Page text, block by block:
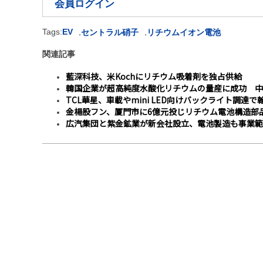
会員ログイン
Tags:EV セントラル硝子 リチウムイオン電池
関連記事
藍深科技、米Kochにリチウム吸着剤を独占供給
韓国企業が超高純度水酸化リチウムの量産に成功
TCL華星、車載やmini LED向けバックライト調達
金楊股フン、厦門市に6億元投じリチウム電池構造部
広汽集団と紫金鉱業が新会社設立、電池製造も事業